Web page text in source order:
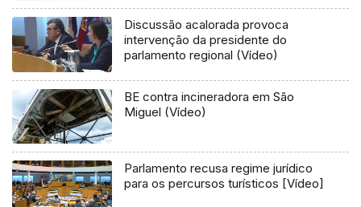
Discussão acalorada provoca
intervenção da presidente do
parlamento regional (Vídeo)
BE contra incineradora em São
Miguel (Vídeo)
Parlamento recusa regime jurídico
para os percursos turísticos [Vídeo]